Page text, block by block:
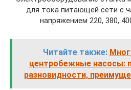
для тока питающей сети с
напряжением 220, 380,
Читайте также:
центробежные насосы:
разновидности,